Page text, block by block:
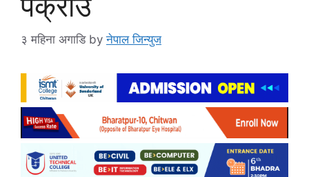
३ महिना अगाडि byनेपाल जिन्युज